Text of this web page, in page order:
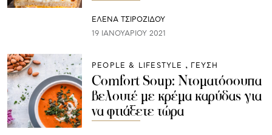
ΈΛΕΝΑ ΤΣΙΡΟΖΊΔΟΥ
19 ΙΑΝΟΥΑΡΊΟΥ 2021
PEOPLE & LIFESTYLE ΓΕΥΣΗ
Comfort Soup: Ντοματόσουπα
βελουτέ με κρέμα καρύδας για
να φτιάξετε τώρα